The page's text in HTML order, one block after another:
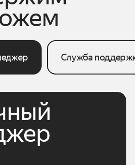
Служба